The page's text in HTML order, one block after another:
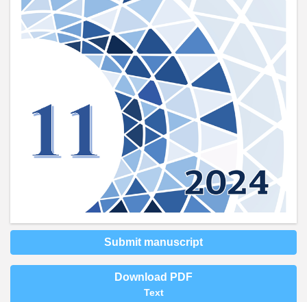
Submit manuscript
Download PDF
Text